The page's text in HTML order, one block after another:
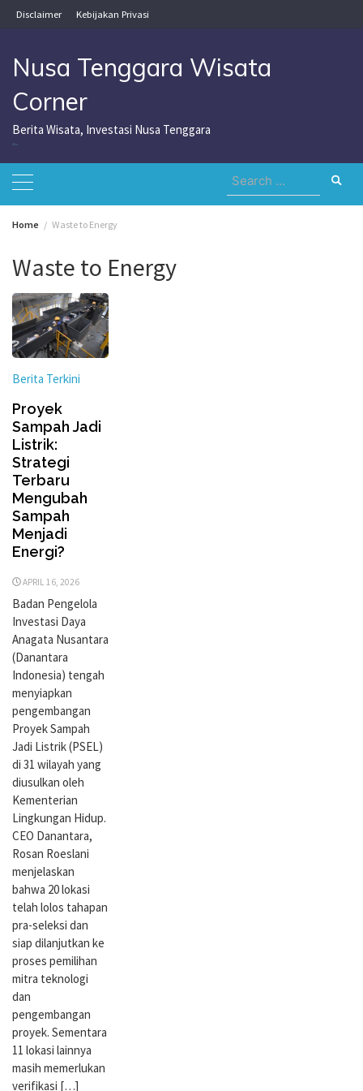
Skip
to
Disclaimer Kebijakan Privasi
Nusa Tenggara Wisata
Corner
Berita Wisata, Investasi Nusa Tenggara
Search
for:
Home Waste to Energy
Waste to Energy
Berita Terkini
Proyek
Sampah Jadi
Listrik:
Strategi
Terbaru
Mengubah
Sampah
Menjadi
Energi?
APRIL 16, 2026
Badan Pengelola
Investasi Daya
Anagata Nusantara
(Danantara
Indonesia) tengah
menyiapkan
pengembangan
Proyek Sampah
Jadi Listrik (PSEL)
di 31 wilayah yang
diusulkan oleh
Kementerian
Lingkungan Hidup.
CEO Danantara,
Rosan Roeslani
menjelaskan
bahwa 20 lokasi
telah lolos tahapan
pra-seleksi dan
siap dilanjutkan ke
proses pemilihan
mitra teknologi
dan
pengembangan
proyek. Sementara
11 lokasi lainnya
masih memerlukan
verifikasi […]